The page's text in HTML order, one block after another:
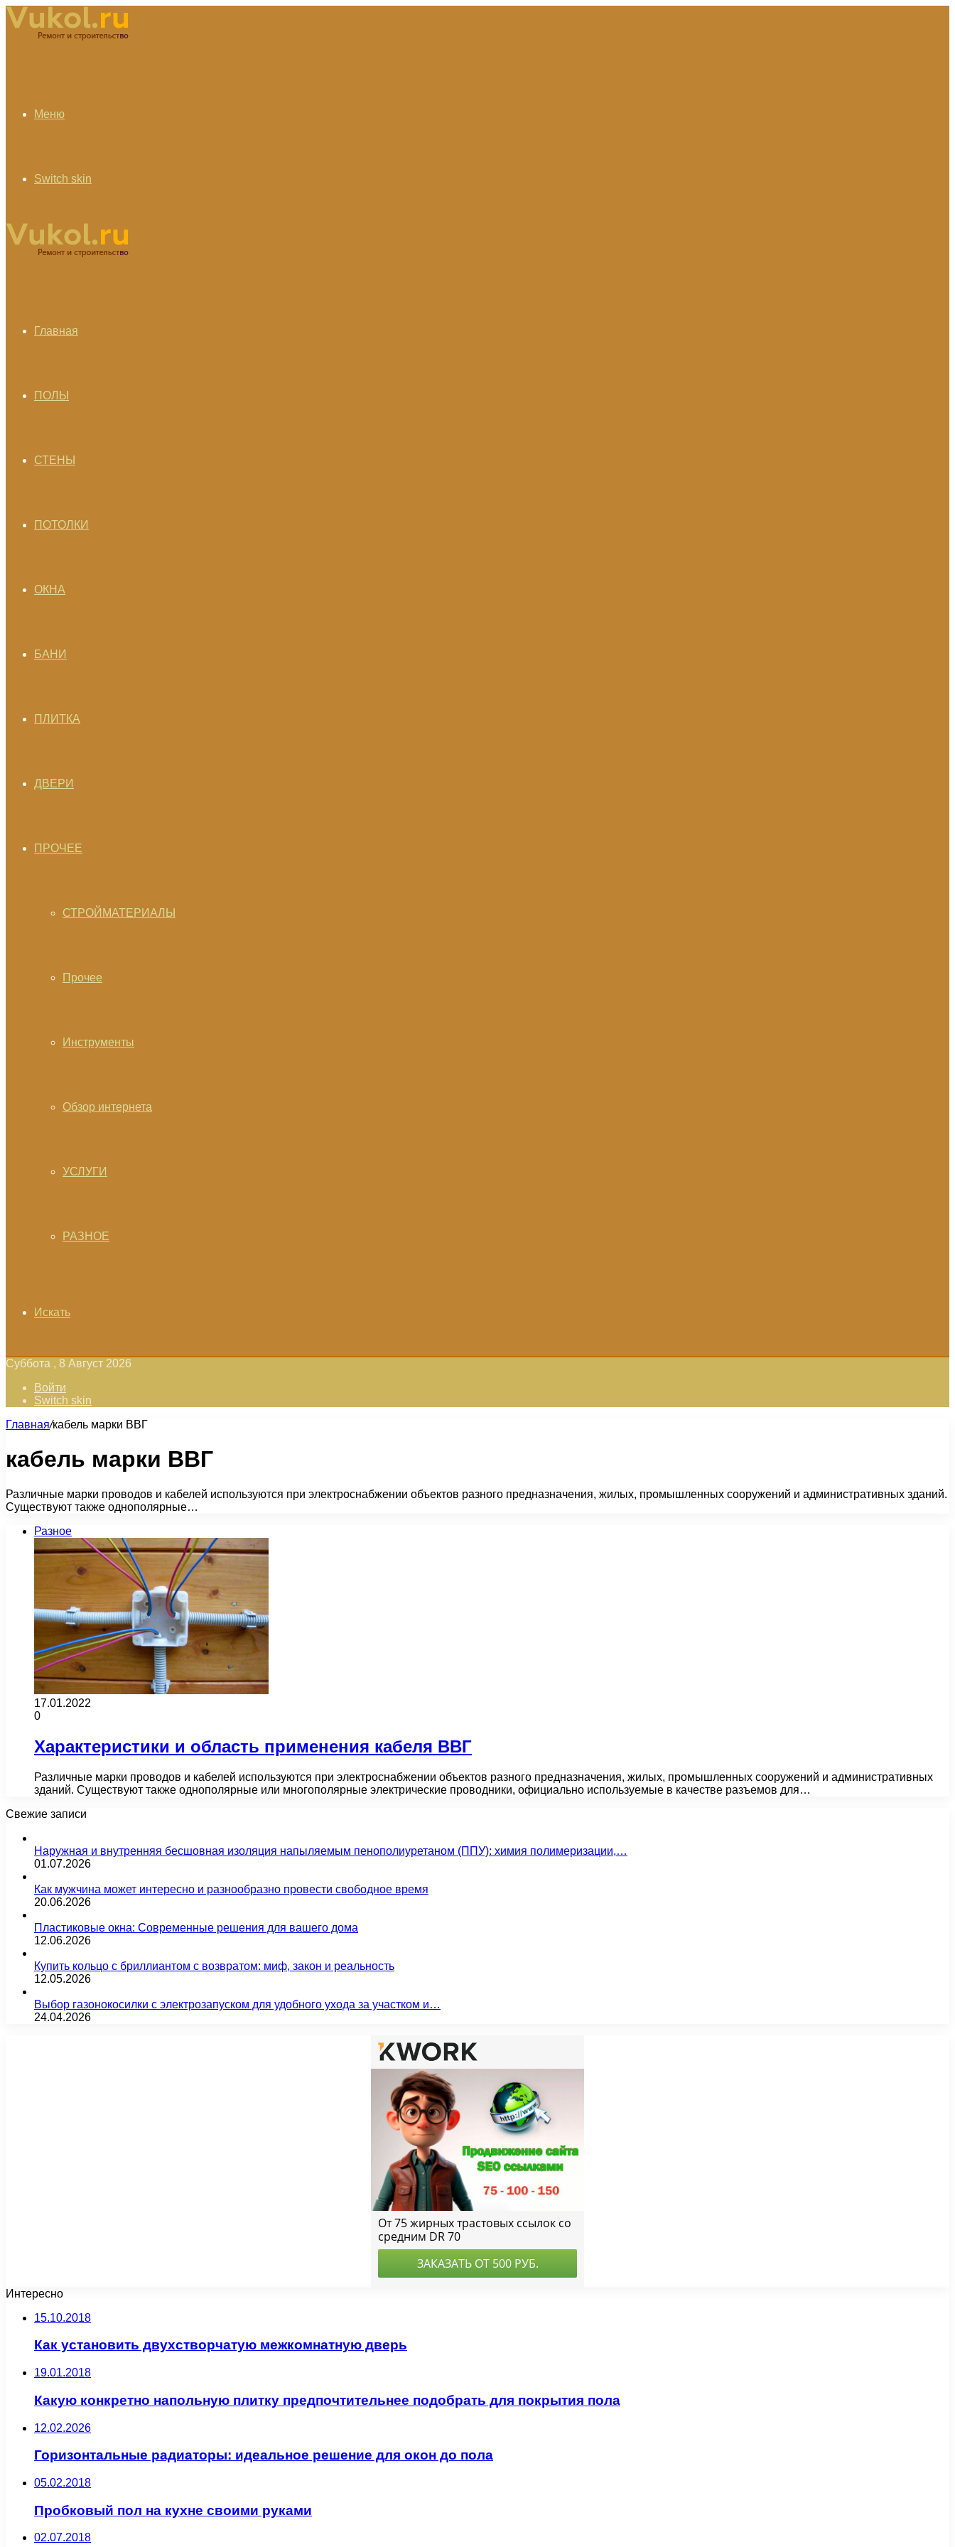
Меню
Switch skin
Главная
ПОЛЫ
СТЕНЫ
ПОТОЛКИ
ОКНА
БАНИ
ПЛИТКА
ДВЕРИ
ПРОЧЕЕ
СТРОЙМАТЕРИАЛЫ
Прочее
Инструменты
Обзор интернета
УСЛУГИ
РАЗНОЕ
Искать
Суббота , 8 Август 2026
Войти
Switch skin
Главная/кабель марки ВВГ
кабель марки ВВГ
Различные марки проводов и кабелей используются при электроснабжении объектов разного предназначения, жилых, промышленных сооружений и административных зданий.
Существуют также однополярные…
Разное
17.01.2022
0
Характеристики и область применения кабеля ВВГ
Различные марки проводов и кабелей используются при электроснабжении объектов разного предназначения, жилых, промышленных сооружений и административных
зданий. Существуют также однополярные или многополярные электрические проводники, официально используемые в качестве разъемов для…
Свежие записи
Наружная и внутренняя бесшовная изоляция напыляемым пенополиуретаном (ППУ): химия полимеризации,…
01.07.2026
Как мужчина может интересно и разнообразно провести свободное время
20.06.2026
Пластиковые окна: Современные решения для вашего дома
12.06.2026
Купить кольцо с бриллиантом с возвратом: миф, закон и реальность
12.05.2026
Выбор газонокосилки с электрозапуском для удобного ухода за участком и…
24.04.2026
Интересно
15.10.2018
Как установить двухстворчатую межкомнатную дверь
19.01.2018
Какую конкретно напольную плитку предпочтительнее подобрать для покрытия пола
12.02.2026
Горизонтальные радиаторы: идеальное решение для окон до пола
05.02.2018
Пробковый пол на кухне своими руками
02.07.2018